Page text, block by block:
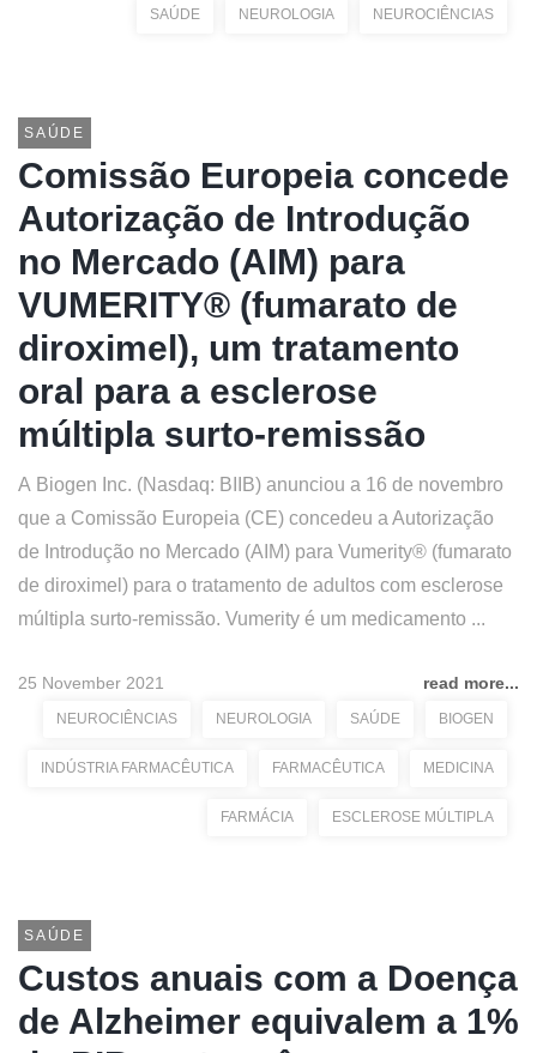
SAÚDE NEUROLOGIA NEUROCIÊNCIAS
SAÚDE
Comissão Europeia concede
Autorização de Introdução
no Mercado (AIM) para
VUMERITY® (fumarato de
diroximel), um tratamento
oral para a esclerose
múltipla surto-remissão
A Biogen Inc. (Nasdaq: BIIB) anunciou a 16 de novembro
que a Comissão Europeia (CE) concedeu a Autorização
de Introdução no Mercado (AIM) para Vumerity® (fumarato
de diroximel) para o tratamento de adultos com esclerose
múltipla surto-remissão. Vumerity é um medicamento ...
25 November 2021 read more...
NEUROCIÊNCIAS NEUROLOGIA SAÚDE BIOGEN
INDÚSTRIA FARMACÊUTICA FARMACÊUTICA MEDICINA
FARMÁCIA ESCLEROSE MÚLTIPLA
SAÚDE
Custos anuais com a Doença
de Alzheimer equivalem a 1%